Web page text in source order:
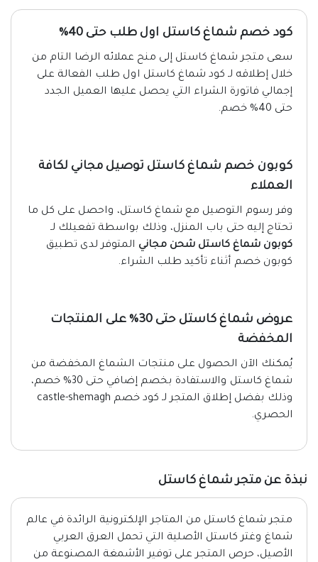
كود خصم شماغ كاستل اول طلب حتى 40%
سعى متجر شماغ كاستل إلى منح عملائه الرضا التام من
خلال إطلاقه لـ كود شماغ كاستل اول طلب الفعالة على
إجمالي فاتورة الشراء التي يحصل عليها العميل الجدد
حتى 40% خصم.
كوبون خصم شماغ كاستل توصيل مجاني لكافة
العملاء
وفر رسوم التوصيل مع شماغ كاستل، واحصل على كل ما
تحتاج إليه حتى باب المنزل، وذلك بواسطة تفعيلك لـ
كوبون شماغ كاستل شحن مجاني المتوفر لدى تطبيق
كوبون خصم أثناء تأكيد طلب الشراء.
عروض شماغ كاستل حتى 30% على المنتجات
المخفضة
يُمكنك الآن الحصول على منتجات الشماغ المخفضة من
شماغ كاستل والاستفادة بخصم إضافي حتى 30% خصم،
وذلك بفضل إطلاق المتجر لـ كود خصم castle-shemagh
الحصري.
نبذة عن متجر شماغ كاستل
متجر شماغ كاستل من المتاجر الإلكترونية الرائدة في عالم
شماغ وغتر كاستل الأصلية التي تحمل العرق العربي
الأصيل، حرص المتجر على توفير الأشمغة المصنوعة من